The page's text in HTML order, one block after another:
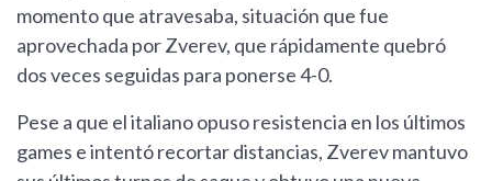
momento que atravesaba, situación que fue
aprovechada por Zverev, que rápidamente quebró
dos veces seguidas para ponerse 4-0.
Pese a que el italiano opuso resistencia en los últimos
games e intentó recortar distancias, Zverev mantuvo